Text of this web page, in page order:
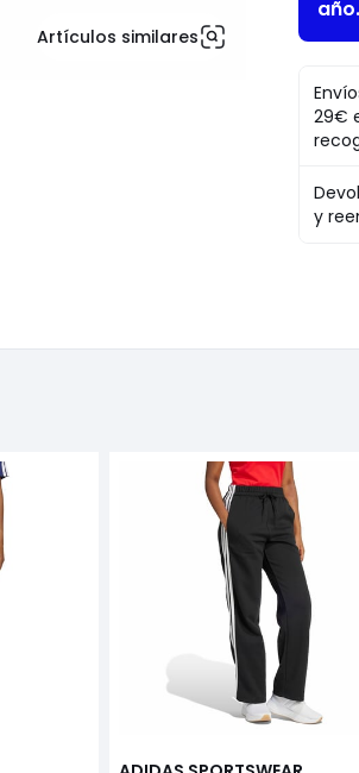
Artículos similares
año.
29€
y